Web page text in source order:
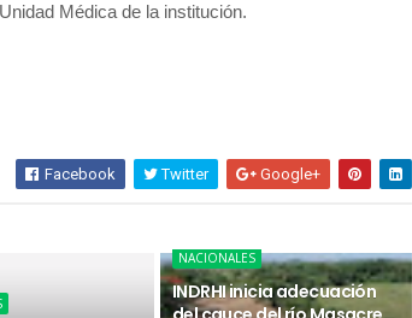
Médica de la institución.
Facebook Twitter Google+
NACIONALES
INDRHI inicia adecuación